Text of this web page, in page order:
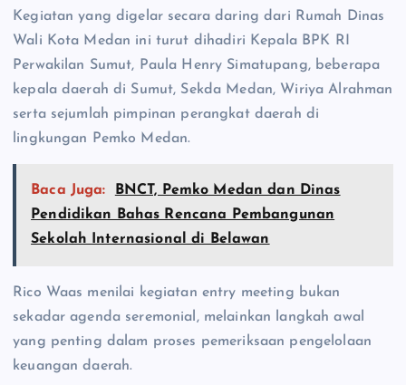
Kegiatan yang digelar secara daring dari Rumah Dinas
Wali Kota Medan ini turut dihadiri Kepala BPK RI
Perwakilan Sumut, Paula Henry Simatupang, beberapa
kepala daerah di Sumut, Sekda Medan, Wiriya Alrahman
serta sejumlah pimpinan perangkat daerah di
lingkungan Pemko Medan.
Baca Juga:
BNCT, Pemko Medan dan Dinas
Pendidikan Bahas Rencana Pembangunan
Sekolah Internasional di Belawan
Rico Waas menilai kegiatan entry meeting bukan
sekadar agenda seremonial, melainkan langkah awal
yang penting dalam proses pemeriksaan pengelolaan
keuangan daerah.